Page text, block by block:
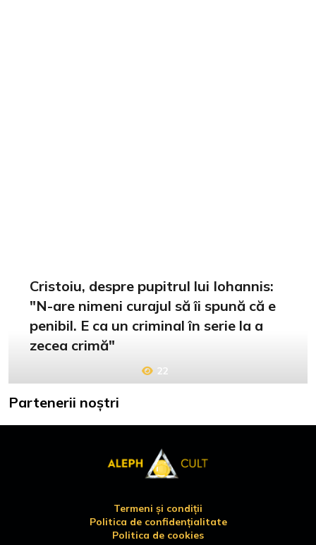
Cristoiu, despre pupitrul lui Iohannis:
"N-are nimeni curajul să îi spună că e
penibil. E ca un criminal în serie la a
zecea crimă"
22
Partenerii noștri
Termeni și condiții
Politica de confidențialitate
Politica de cookies